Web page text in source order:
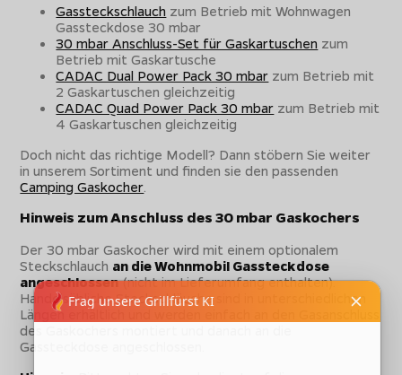
Gassteckschlauch zum Betrieb mit Wohnwagen
Gassteckdose 30 mbar
30 mbar Anschluss-Set für Gaskartuschen zum
Betrieb mit Gaskartusche
CADAC Dual Power Pack 30 mbar zum Betrieb mit
2 Gaskartuschen gleichzeitig
CADAC Quad Power Pack 30 mbar zum Betrieb mit
4 Gaskartuschen gleichzeitig
Doch nicht das richtige Modell? Dann stöbern Sie weiter
in unserem Sortiment und finden sie den passenden
Camping Gaskocher
Hinweis zum Anschluss des 30 mbar Gaskochers
Der 30 mbar Gaskocher wird mit einem optionalem
Steckschlauch an die Wohnmobil Gassteckdose
angeschlossen(nicht im Lieferumfang enthalten).
Handelsübliche Steckschläuche sind in unterschiedlichen
Längen erhältlich und werden einfach an den Gasanschluss
des Gaskochers montiert und danach an die
Gassteckdose angeschlossen.